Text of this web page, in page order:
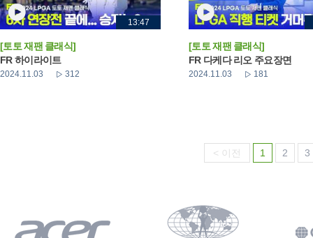
13:47
[토토 재팬 클래식]
FR 하이라이트
2024.11.03 312
[토토 재팬 클래식]
FR 다케다 리오 주요장면
2024.11.03 181
< 이전 1 2 3